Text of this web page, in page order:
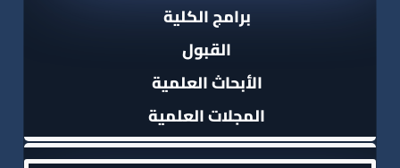
برامج الكلية
القبول
الأبحاث العلمية
المجلات العلمية